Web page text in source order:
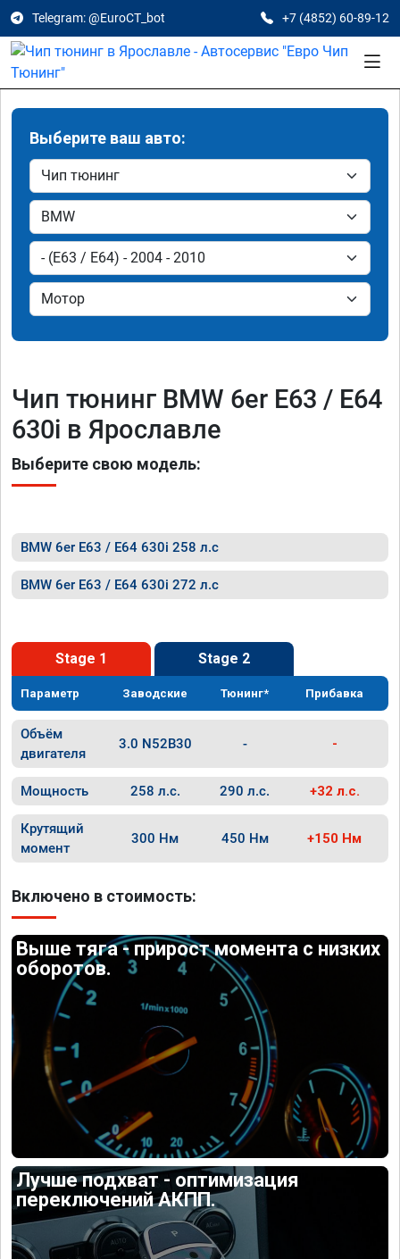
Telegram: @EuroCT_bot +7 (4852) 60-89-12
Выберите ваш авто:
Чип тюнинг BMW 6er E63 / E64
630i в Ярославле
Выберите свою модель:
BMW 6er E63 / E64 630i 258 л.с
BMW 6er E63 / E64 630i 272 л.с
Stage 1 Stage 2
Параметр Заводские Тюнинг* Прибавка
Объём
двигателя
3.0 N52B30 - -
Мощность 258 л.с. 290 л.с. +32 л.с.
Крутящий
момент
300 Нм 450 Нм +150 Нм
Включено в стоимость:
Выше тяга - прирост момента с низких
оборотов.
Лучше подхват - оптимизация
переключений АКПП.